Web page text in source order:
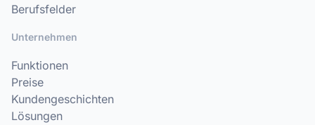
Berufsfelder
Unternehmen
Funktionen
Preise
Kundengeschichten
Lösungen